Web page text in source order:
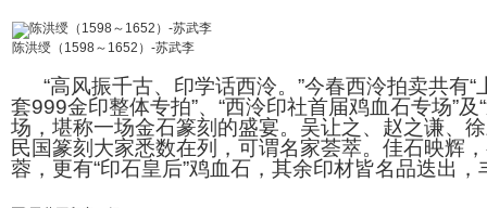
陈洪绶（1598～1652）-苏武李
“高风振千古、印学话西泠。”今春西泠拍卖共有“
套999金印整体专拍”、“西泠印社首届鸡血石专场”及
场，堪称一场金石篆刻的盛宴。吴让之、赵之谦、
民国篆刻大家悉数在列，可谓名家荟萃。佳石映辉
蓉，更有“印石皇后”鸡血石，其余印材皆名品迭出